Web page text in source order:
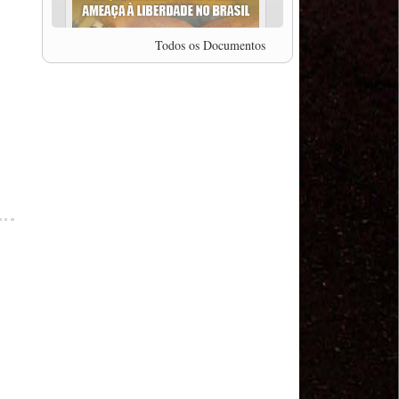
professor da Unisinos e Doutor em Ciências da
Comunicação da USP, Rafael Grohmann, que
coordena uma pesquisa internacional que visa
pressionar as plataformas digitais por melhores
Todos os Documentos